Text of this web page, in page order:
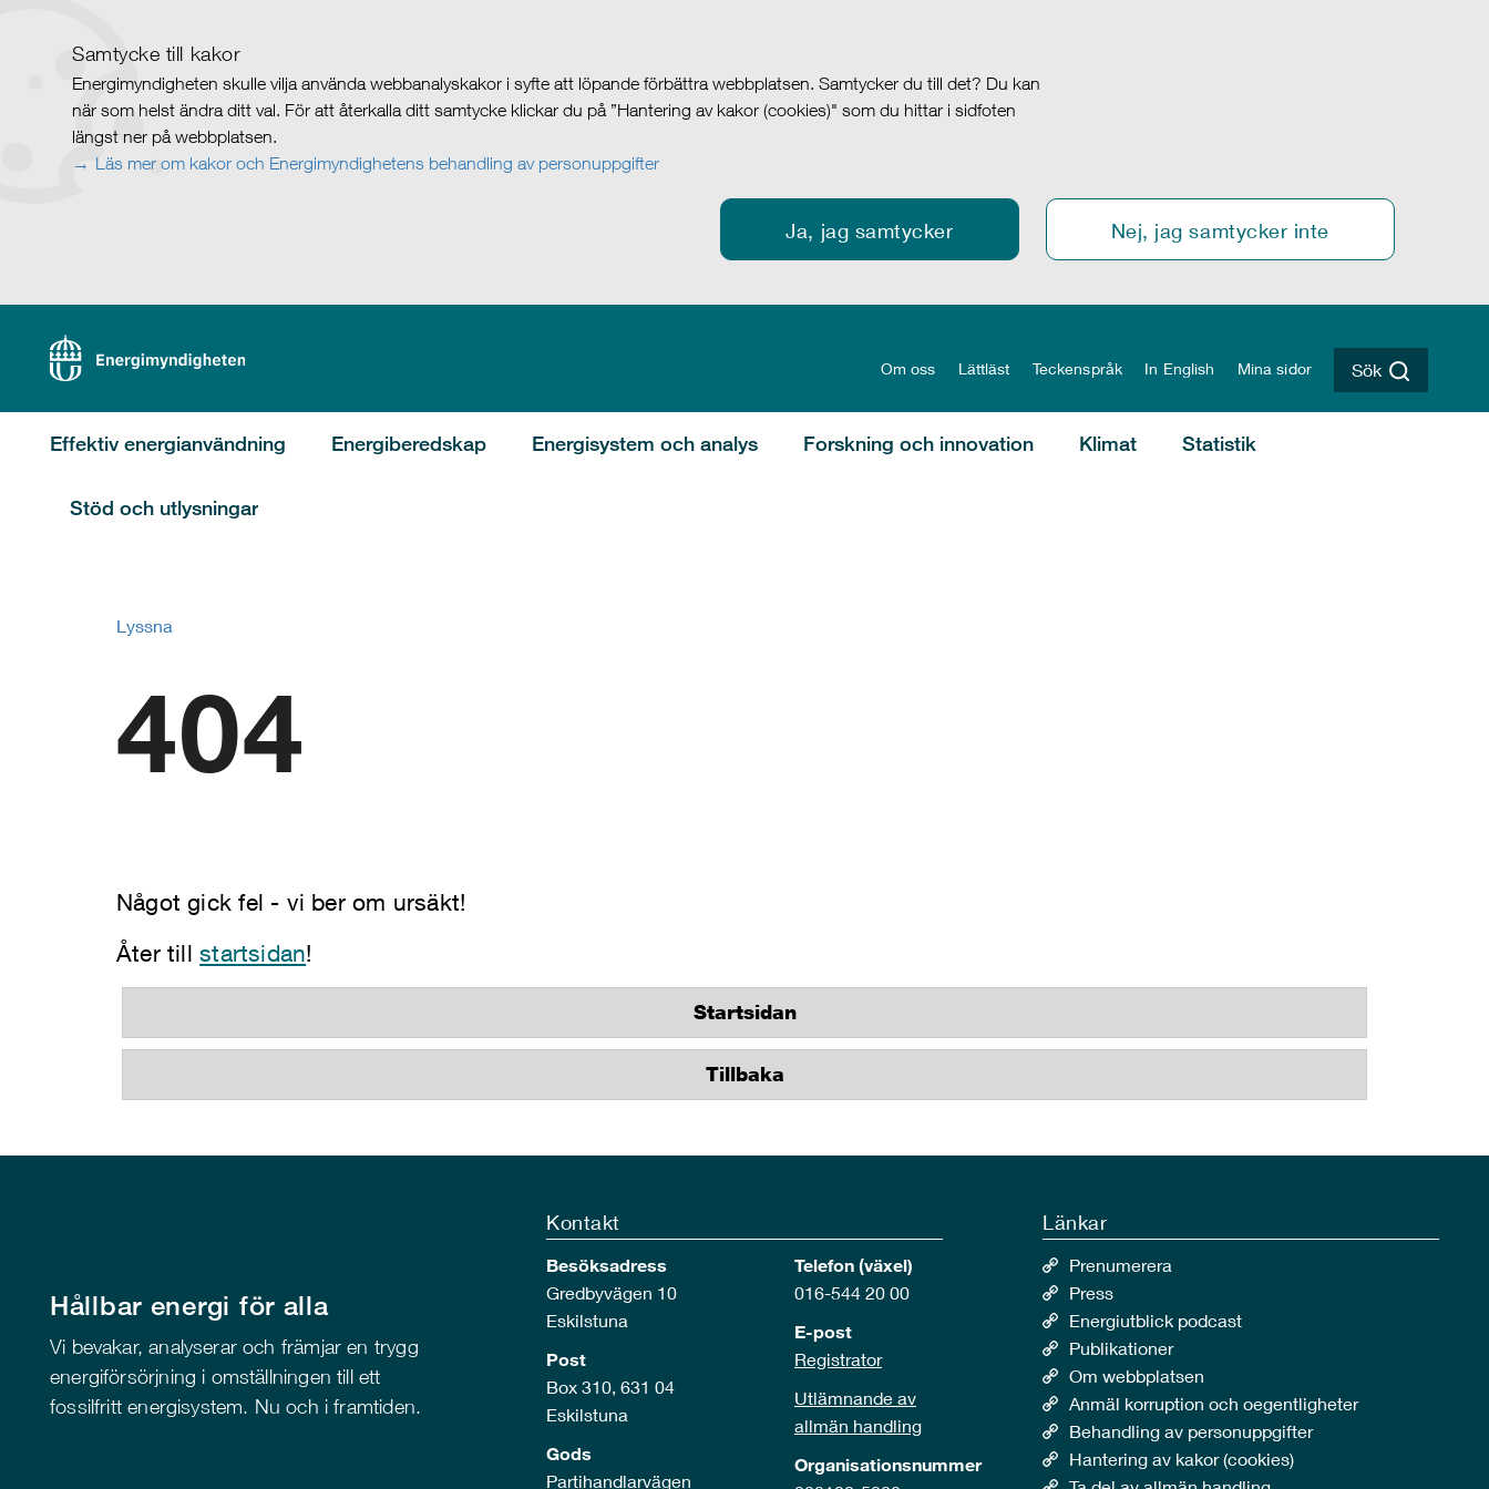
Samtycke till kakor
Energimyndigheten skulle vilja använda webbanalyskakor i syfte att löpande förbättra webbplatsen. Samtycker du till det? Du kan
när som helst ändra ditt val. För att återkalla ditt samtycke klickar du på ”Hantering av kakor (cookies)" som du hittar i sidfoten
längst ner på webbplatsen.
Läs mer om kakor och Energimyndighetens behandling av personuppgifter
Ja, jag samtycker Nej, jag samtycker inte
Om oss Lättläst Teckenspråk In English Mina sidor Sök
Effektiv energianvändning Energiberedskap Energisystem och analys Forskning och innovation Klimat Statistik
Stöd och utlysningar
Lyssna
404
Något gick fel - vi ber om ursäkt!
Åter tillstartsidan!
Startsidan
Tillbaka
Hållbar energi för alla
Vi bevakar, analyserar och främjar en trygg
energiförsörjning i omställningen till ett
fossilfritt energisystem. Nu och i framtiden.
Kontakt
Besöksadress
Gredbyvägen 10
Eskilstuna
Post
Box 310, 631 04
Eskilstuna
Gods
Partihandlarvägen
Telefon (växel)
016-544 20 00
E-post
Registrator
Utlämnande av
allmän handling
Organisationsnummer
Länkar
Prenumerera
Press
Energiutblick podcast
Publikationer
Om webbplatsen
Anmäl korruption och oegentligheter
Behandling av personuppgifter
Hantering av kakor (cookies)